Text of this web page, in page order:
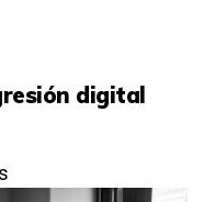
digital